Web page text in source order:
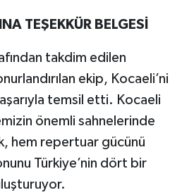
TEŞEKKÜR BELGESİ
takdim edilen
ekip, Kocaeli’ni
temsil etti. Kocaeli
önemli sahnelerinde
hem repertuar gücünü
Türkiye’nin dört bir